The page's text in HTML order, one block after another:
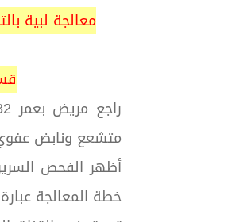
معالجة لبية
متشعع ونابض عفوي
خطة المعالجة